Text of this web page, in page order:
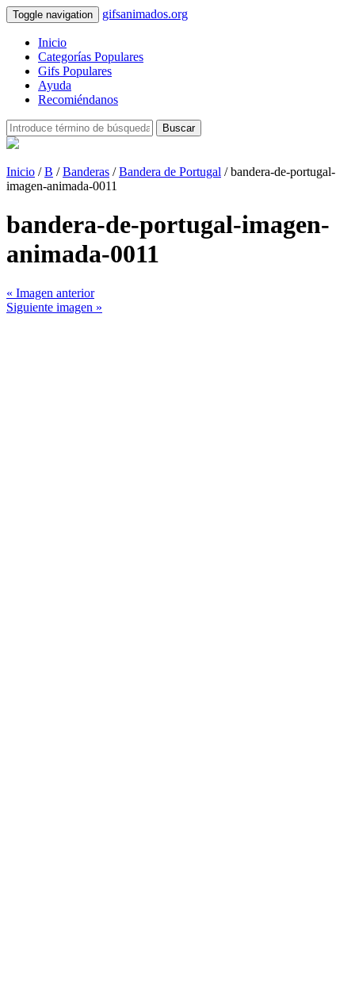
Toggle navigation gifsanimados.org
Inicio
Categorías Populares
Gifs Populares
Ayuda
Recomiéndanos
Buscar
Inicio /B /Banderas /Bandera de Portugal / bandera-de-portugal-
imagen-animada-0011
bandera-de-portugal-imagen-
animada-0011
« Imagen anterior
Siguiente imagen »